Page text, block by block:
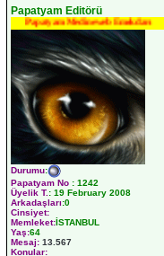
Papatyam Editörü
Papatyam Medineweb Emekdarı
Durumu:
Papatyam No : 1242
Üyelik T.: 19 February 2008
Arkadaşları:0
Cinsiyet:
Memleket:İSTANBUL
Yaş:64
Mesaj: 13.567
Konular: